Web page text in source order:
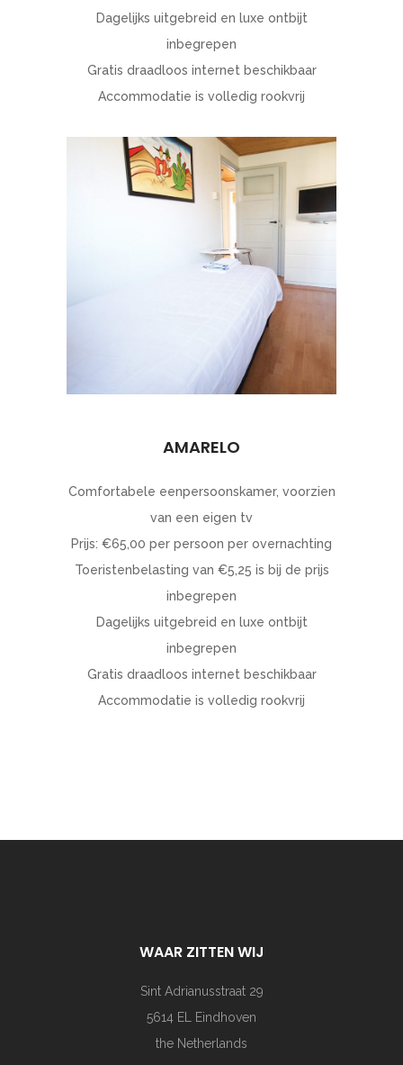
Dagelijks uitgebreid en luxe ontbijt
inbegrepen
Gratis draadloos internet beschikbaar
Accommodatie is volledig rookvrij
AMARELO
Comfortabele eenpersoonskamer, voorzien
van een eigen tv
Prijs: €65,00 per persoon per overnachting
Toeristenbelasting van €5,25 is bij de prijs
inbegrepen
Dagelijks uitgebreid en luxe ontbijt
inbegrepen
Gratis draadloos internet beschikbaar
Accommodatie is volledig rookvrij
WAAR ZITTEN WIJ
Sint Adrianusstraat 29
5614 EL Eindhoven
the Netherlands